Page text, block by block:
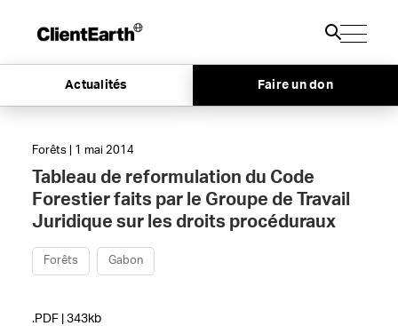
Actualités Faire un don
Forêts | 1 mai 2014
Tableau de reformulation du Code
Forestier faits par le Groupe de Travail
Juridique sur les droits procéduraux
Forêts Gabon
.PDF | 343kb